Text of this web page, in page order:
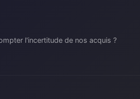
l'incertitude de nos acquis ?